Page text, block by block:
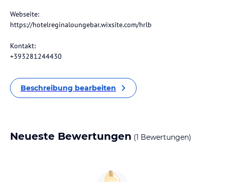
Webseite:
https://hotelreginaloungebar.wixsite.com/hrlb
Kontakt:
+393281244430
Beschreibung bearbeiten
Neueste Bewertungen (1 Bewertungen)